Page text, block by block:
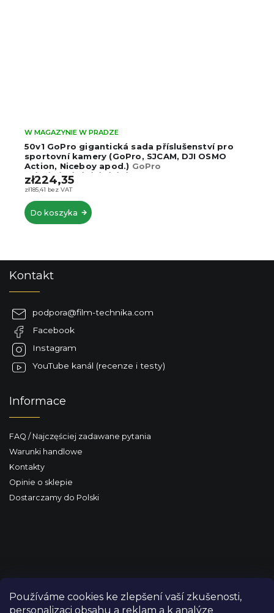
Používáme cookies ke zlepšení vaší zkušenosti,
personalizaci obsahu a reklam a k analýze
50v1 GoPro gigantická sada příslušenství pro
sportovní kamery (GoPro, SJCAM, DJI OSMO
Action, Niceboy apod.) GoPro
13/12/11/10/9/8/7/6/5/4/3
W MAGAZYNIE W PRADZE
zł185,41 bez VAT
zł224,35
Do koszyka
Kontakt
podpora@film-technika.com
Facebook
Instagram
YouTube kanál (recenze i testy)
Informace
FAQ / Najczęściej zadawane pytania
Warunki handlowe
Kontakty
Opinie o sklepie
Dostarczamy do Polski